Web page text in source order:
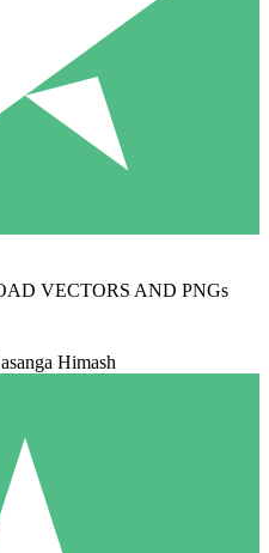
VECTORS AND PNGs
Himash